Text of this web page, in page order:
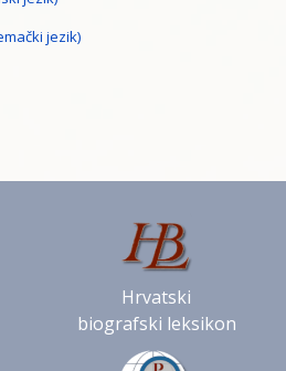
jezik)
Hrvatski
biografski leksikon